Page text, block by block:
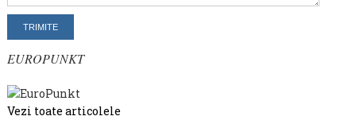
EUROPUNKT
Vezi toate articolele